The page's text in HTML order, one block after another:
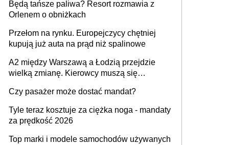
technologią producenta
Będą tańsze paliwa? Resort rozmawia z
Orlenem o obniżkach
Przełom na rynku. Europejczycy chętniej
kupują już auta na prąd niż spalinowe
A2 między Warszawą a Łodzią przejdzie
wielką zmianę. Kierowcy muszą się
Czy pasażer może dostać mandat?
Tyle teraz kosztuje za ciężka noga - mandaty
za prędkość 2026
Top marki i modele samochodów używanych